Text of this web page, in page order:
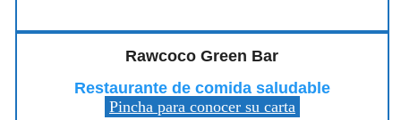
Rawcoco Green Bar
Restaurante de comida saludable
Pincha para conocer su carta